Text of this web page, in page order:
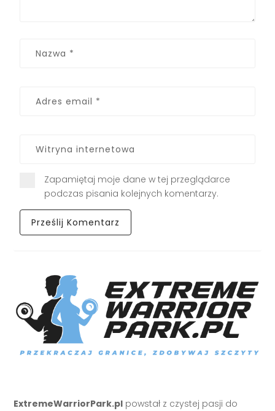
Zapamiętaj moje dane w tej przeglądarce
podczas pisania kolejnych komentarzy.
ExtremeWarriorPark.pl powstał z czystej pasji do